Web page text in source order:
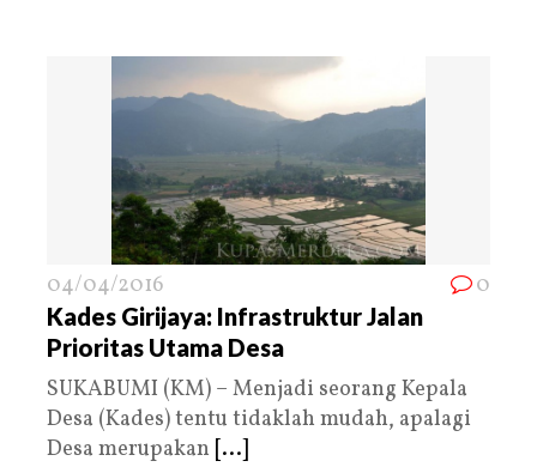
04/04/2016 0
Kades Girijaya: Infrastruktur Jalan
Prioritas Utama Desa
SUKABUMI (KM) – Menjadi seorang Kepala
Desa (Kades) tentu tidaklah mudah, apalagi
Desa merupakan [...]